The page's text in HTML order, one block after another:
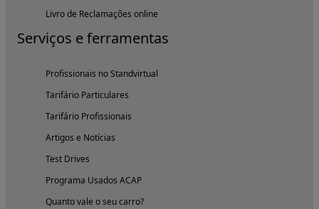
Livro de Reclamações online
Serviços e ferramentas
Profissionais no Standvirtual
Tarifário Particulares
Tarifário Profissionais
Artigos e Notícias
Test Drives
Programa Usados ACAP
Quanto vale o seu carro?